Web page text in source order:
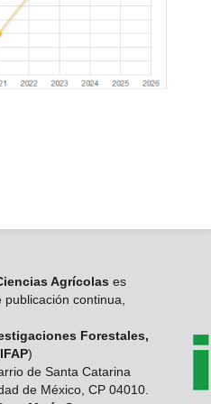
Agrícolas es
publicación continua,
Forestales,
)
de Santa Catarina
de México, CP 04010.